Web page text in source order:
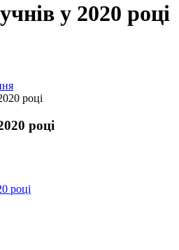
у 2020 році
році
році
році